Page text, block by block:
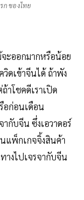
ก ของไทย
ะออกมากหรือน้อย
ดเข้าจีนได้ ถ้าพัง
าโชคดีเราเปิด
อก่อนเดือน
ากับจีน ซึ่งเอวาดอร์
แพ็กเกจจิ้งสินค้า
งไปเจรจากับจีน